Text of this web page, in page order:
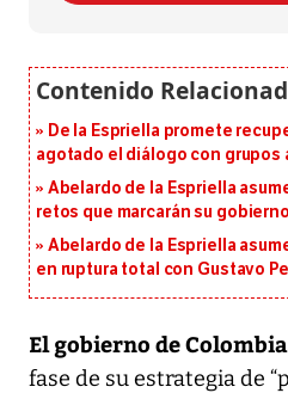
De la Espriella promete
agotado el diálogo con grupos
Abelardo de la Espriella
retos que marcarán su gobierno
Abelardo de la Espriella
en ruptura total con Gustavo
El gobierno de Colombia
fase de su estrategia de